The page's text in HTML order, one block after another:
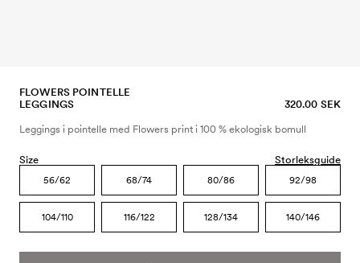
FLOWERS POINTELLE
LEGGINGS
320.00 SEK
Leggings i pointelle med Flowers print i 100 % ekologisk bomull
Size Storleksguide
56/62 68/74 80/86 92/98
104/110 116/122 128/134 140/146